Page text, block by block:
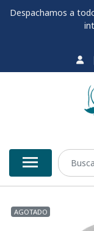
Despachamos a
AGOTADO